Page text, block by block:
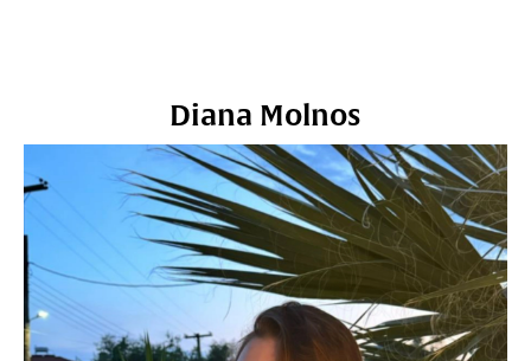
Diana Molnos